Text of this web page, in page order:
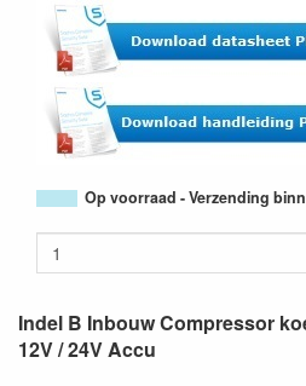
Op voorraad - Verzending
Indel B Inbouw Compressor
12V / 24V Accu